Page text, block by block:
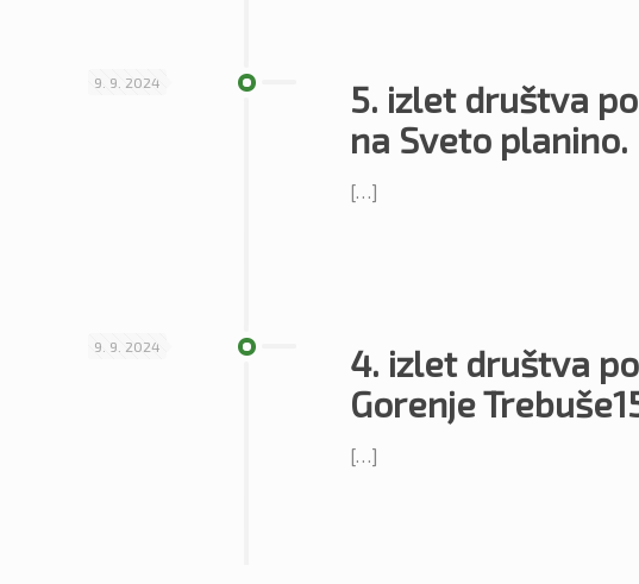
9. 9. 2024
5. izlet društva
na Sveto planino.
[…]
9. 9. 2024
4. izlet društva
Gorenje
[…]